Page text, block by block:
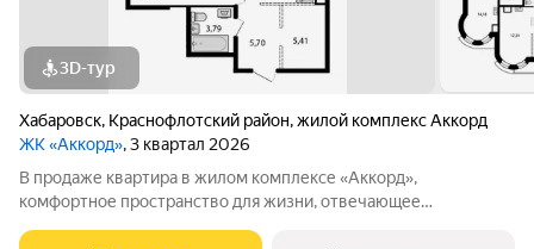
3D-тур
Хабаровск, Краснофлотский район,жилой комплекс Аккорд
ЖК «Аккорд», 3 квартал 2026
В продаже квартира в жилом комплексе «Аккорд»,
комфортное пространство для жизни, отвечающее